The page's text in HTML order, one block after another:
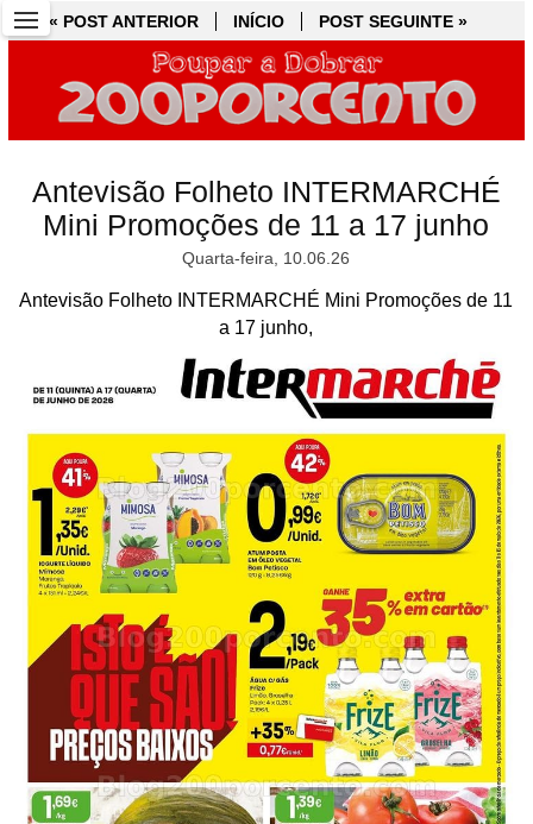
« POST ANTERIOR INÍCIO POST SEGUINTE »
Antevisão Folheto INTERMARCHÉ
Mini Promoções de 11 a 17 junho
Quarta-feira, 10.06.26
Antevisão Folheto INTERMARCHÉ Mini Promoções de 11
a 17 junho,
« POST ANTERIOR INÍCIO POST SEGUINTE »